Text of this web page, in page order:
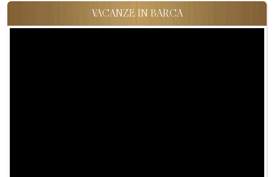
VACANZE IN BARCA